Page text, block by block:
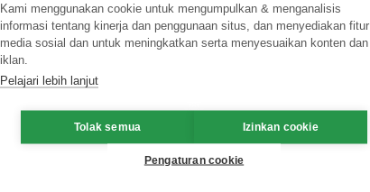
Kami menggunakan cookie untuk mengumpulkan & menganalisis
informasi tentang kinerja dan penggunaan situs, dan menyediakan fitur
media sosial dan untuk meningkatkan serta menyesuaikan konten dan
iklan.
Pelajari lebih lanjut
Tolak semua Izinkan cookie
Pengaturan cookie